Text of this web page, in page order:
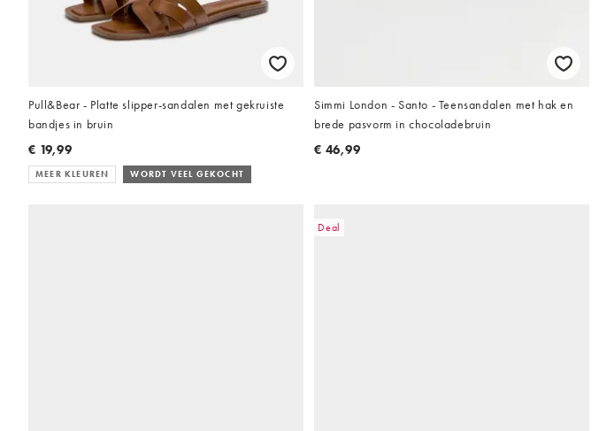
Pull&Bear - Platte slipper-sandalen met gekruiste
bandjes in bruin
€ 19,99
MEER KLEUREN WORDT VEEL GEKOCHT
Simmi London - Santo - Teensandalen met hak en
brede pasvorm in chocoladebruin
€ 46,99
Deal